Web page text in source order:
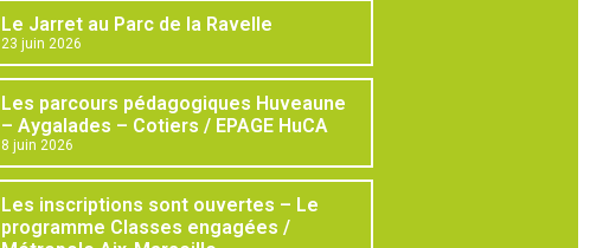
Le Jarret au Parc de la Ravelle
23 juin 2026
Les parcours pédagogiques Huveaune
– Aygalades – Cotiers / EPAGE HuCA
8 juin 2026
Les inscriptions sont ouvertes – Le
programme Classes engagées /